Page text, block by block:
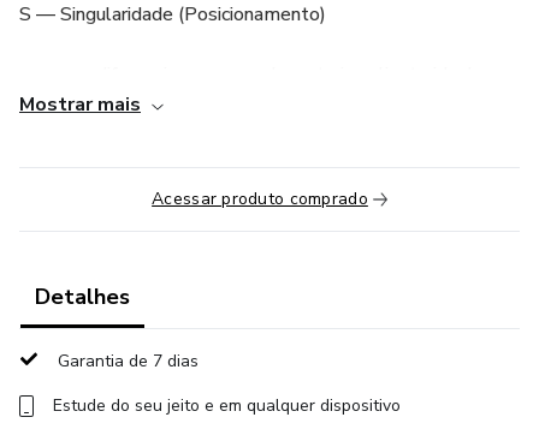
S — Singularidade (Posicionamento)
como estruturar serviços, mentorias, palestras ou outras
soluções de alto valor percebido
A — Ação (Vendas e Comunicação)
como comunicar sua expertise e utilizar as redes sociais de
Mostrar mais
Acessar produto comprado
Detalhes
Garantia de 7 dias
Estude do seu jeito e em qualquer dispositivo